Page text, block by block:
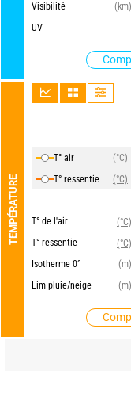
Visibilité
(km)
UV
TEMPÉRATURE
T° air
(°C)
T° ressentie
(°C)
T° de l'air
(°C)
T° ressentie
(°C)
Isotherme 0°
(m)
Lim pluie/neige
(m)